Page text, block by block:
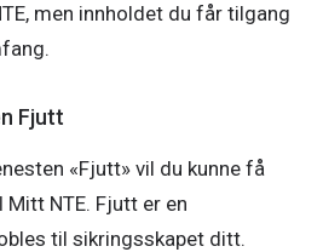
men innholdet du får tilgang
Fjutt
«Fjutt» vil du kunne få
NTE. Fjutt er en
til sikringsskapet ditt.